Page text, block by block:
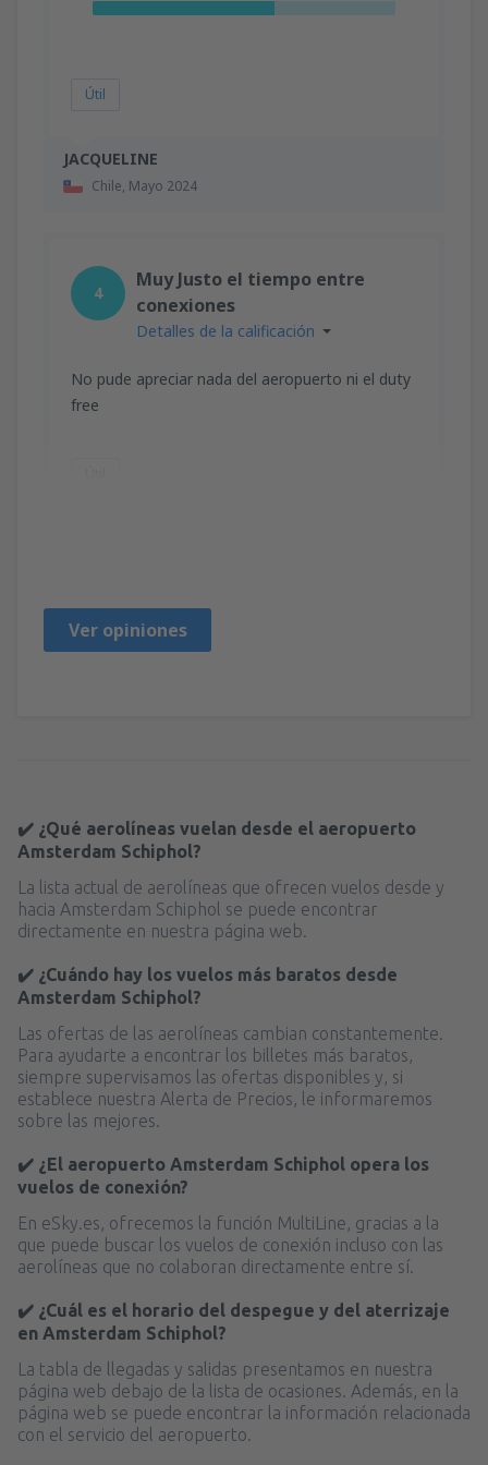
JACQUELINE
Chile, Mayo 2024
Útil
4
Muy Justo el tiempo entre
conexiones
Detalles de la calificación
No pude apreciar nada del aeropuerto ni el duty
free
Ver opiniones
✔️ ¿Qué aerolíneas vuelan desde el aeropuerto
Amsterdam Schiphol?
La lista actual de aerolíneas que ofrecen vuelos desde y
hacia Amsterdam Schiphol se puede encontrar
directamente en nuestra página web.
✔️ ¿Cuándo hay los vuelos más baratos desde
Amsterdam Schiphol?
Las ofertas de las aerolíneas cambian constantemente.
Para ayudarte a encontrar los billetes más baratos,
siempre supervisamos las ofertas disponibles y, si
establece nuestra Alerta de Precios, le informaremos
sobre las mejores.
✔️ ¿El aeropuerto Amsterdam Schiphol opera los
vuelos de conexión?
En eSky.es, ofrecemos la función MultiLine, gracias a la
que puede buscar los vuelos de conexión incluso con las
aerolíneas que no colaboran directamente entre sí.
✔️ ¿Cuál es el horario del despegue y del aterrizaje
en Amsterdam Schiphol?
La tabla de llegadas y salidas presentamos en nuestra
página web debajo de la lista de ocasiones. Además, en la
página web se puede encontrar la información relacionada
con el servicio del aeropuerto.